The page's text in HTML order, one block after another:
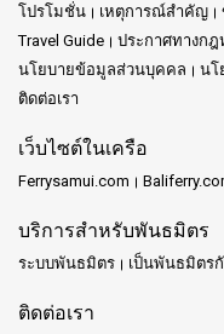
โปรโมชั่น
เหตุการณ์สำคัญ
Travel Guide
ประกาศทางกฎ
นโยบายข้อมูลส่วนบุคคล
นโ
ติดต่อเรา
เว็บไซต์ในเครือ
Ferrysamui.com
บริการสำหรับพันธมิตร
ระบบพันธมิตร เป็นพันธมิตรกั
ติดต่อเรา